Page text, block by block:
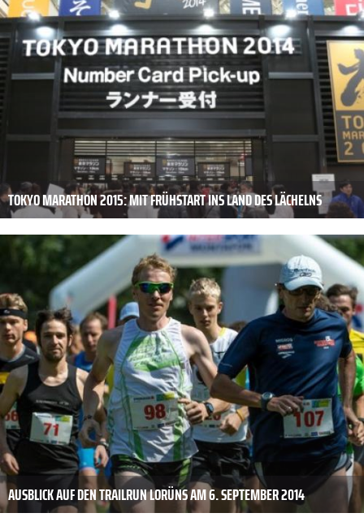
TOKYO MARATHON 2015: MIT FRÜHSTART INS LAND DES LÄCHELNS
AUSBLICK AUF DEN TRAILRUN LORÜNS AM 6. SEPTEMBER 2014